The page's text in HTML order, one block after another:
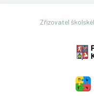
Zřizovatel